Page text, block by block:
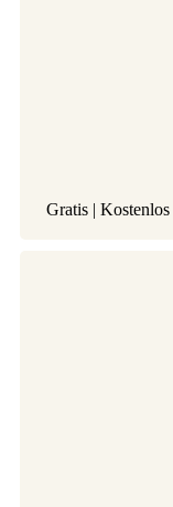
Gratis | Kostenlos